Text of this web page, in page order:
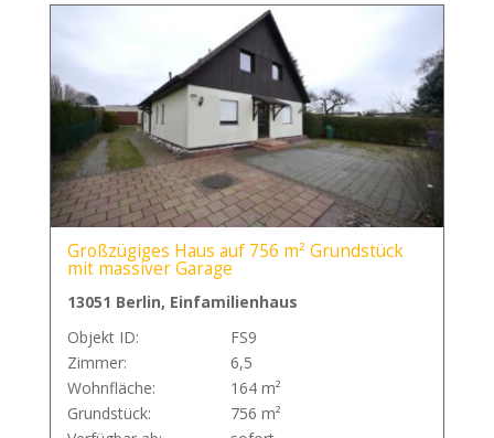
Großzügiges Haus auf 756 m² Grundstück
mit massiver Garage
13051 Berlin, Einfamilienhaus
Objekt ID:
FS9
Zimmer:
6,5
Wohnfläche:
164 m²
Grundstück:
756 m²